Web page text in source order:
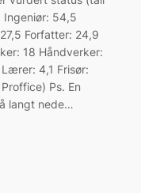
54,5
Forfatter: 24,9
18 Håndverker:
4,1 Frisør:
Ps. En
langt nede…